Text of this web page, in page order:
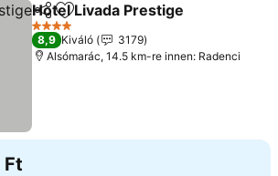
Megosztás
Hozzáadás a kedvencekhez
Hotel Livada Prestige
4 Kategória
8,9 Kiváló
3179
Alsómarác, 14.5 km-re innen: Radenci